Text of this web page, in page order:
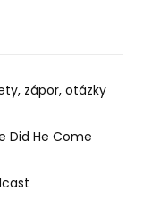
zápor, otázky
Did He Come